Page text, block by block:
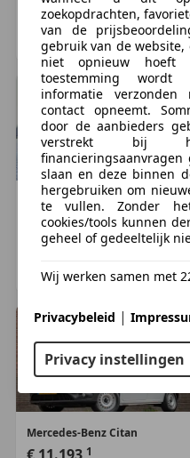
Meer informatie
Algemene informatie
Carrosserievorm:
Prestaties
Acceleratie (0-100):16,3 s
Topsnelheid:150 km/u
Maten en gewichten
Laadvermogen:635 kg
Wielbasis:270 cm
Onderhoud, historie
Onderhoudsboekjes:
onderhouden)
Aantal sleutels:2 (2
Financiële informatie
54.208 km, 01/2017
VLIJMEN, NL
Mercedes-Benz Citan
€ 10.285 1
72.500 km, 04/2018
ZEEWOLDE, NL
Mercedes-Benz Citan
1
zoekopdrachten,
van de
gebruik van de
niet opnieuw
toestemming wordt
informatie
contact opneemt.
door de aanbieders
verstrekt bij
slaan en deze binnen
hergebruiken om
te vullen. Zonder
cookies/tools kunnen
geheel of gedeeltelijk
Wij werken samen met
Privacybeleid |
Privacy instellingen